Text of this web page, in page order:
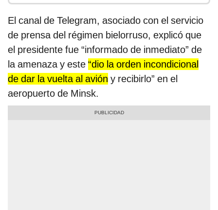
El canal de Telegram, asociado con el servicio
de prensa del régimen bielorruso, explicó que
el presidente fue “informado de inmediato” de
la amenaza y este “dio la orden incondicional
de dar la vuelta al avión y recibirlo” en el
aeropuerto de Minsk.